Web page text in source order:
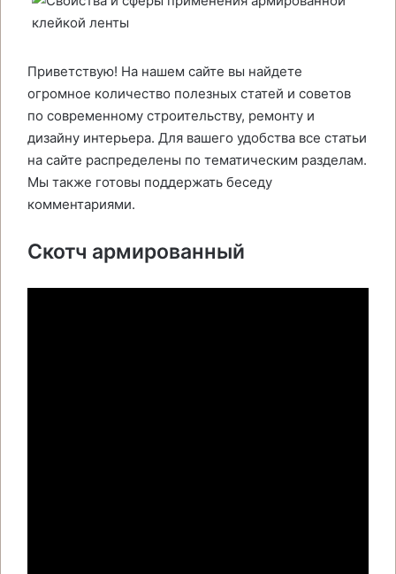
Приветствую! На нашем сайте вы найдете
огромное количество полезных статей и советов
по современному строительству, ремонту и
дизайну интерьера. Для вашего удобства все статьи
на сайте распределены по тематическим разделам.
Мы также готовы поддержать беседу
комментариями.
Скотч армированный